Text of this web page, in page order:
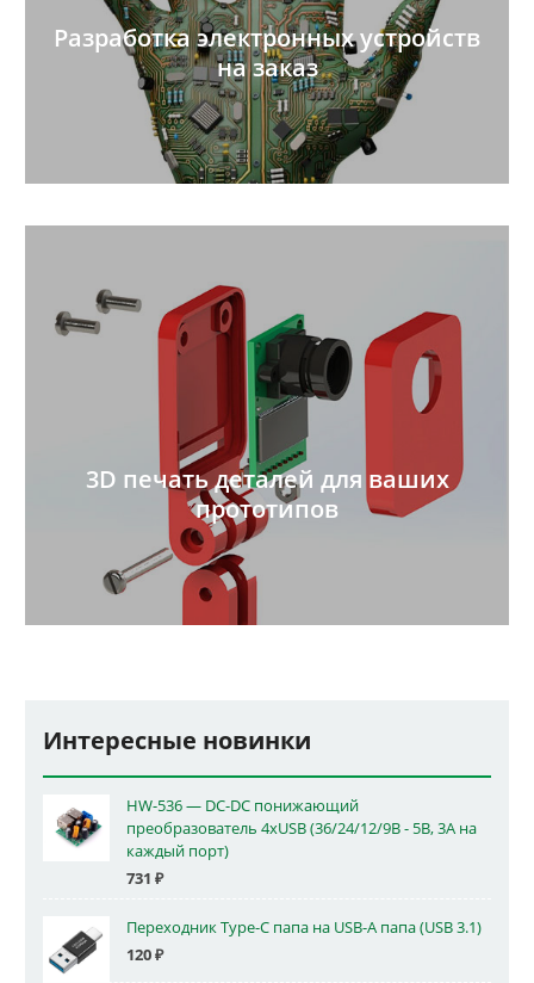
Разработка электронных устройств
на заказ
3D печать деталей для ваших
прототипов
Интересные новинки
HW-536 — DC-DC понижающий
преобразователь 4xUSB (36/24/12/9В - 5В, 3А на
каждый порт)
731 ₽
Переходник Type-C папа на USB-A папа (USB 3.1)
120₽